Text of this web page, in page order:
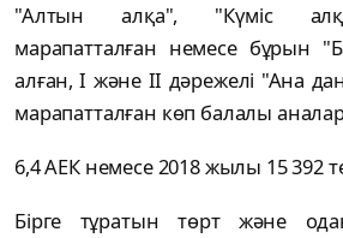
"Алтын алқа", "Күміс
марапатталған немесе бұрын
алған, I және II дәрежелі "Ана
марапатталған көп балалы
6,4 АЕК немесе 2018 жылы 15 392
Бірге тұратын төрт және